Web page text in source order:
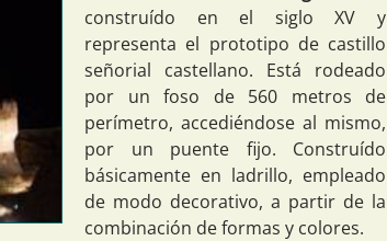
construído en el siglo XV y
representa el prototipo de castillo
señorial castellano. Está rodeado
por un foso de 560 metros de
perímetro, accediéndose al mismo,
por un puente fijo. Construído
básicamente en ladrillo, empleado
de modo decorativo, a partir de la
combinación de formas y colores.